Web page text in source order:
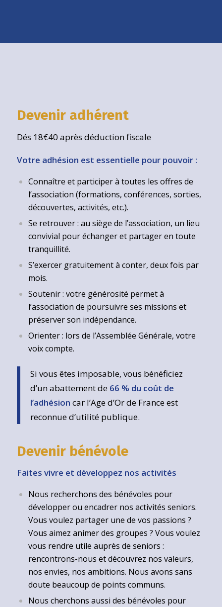
Devenir adhérent
Dés 18€40 après déduction fiscale
Votre adhésion est essentielle pour pouvoir :
Connaître et participer à toutes les offres de
l’association (formations, conférences, sorties,
découvertes, activités, etc.).
Se retrouver : au siège de l’association, un lieu
convivial pour échanger et partager en toute
tranquillité.
S’exercer gratuitement à conter, deux fois par
mois.
Soutenir : votre générosité permet à
l’association de poursuivre ses missions et
préserver son indépendance.
Orienter : lors de l’Assemblée Générale, votre
voix compte.
Si vous êtes imposable, vous bénéficiez
d’un abattement de 66 % du coût de
l’adhésion car l’Age d’Or de France est
reconnue d’utilité publique.
Devenir bénévole
Faites vivre et développez nos activités
Nous recherchons des bénévoles pour
développer ou encadrer nos activités seniors.
Vous voulez partager une de vos passions ?
Vous aimez animer des groupes ? Vous voulez
vous rendre utile auprès de seniors :
rencontrons-nous et découvrez nos valeurs,
nos envies, nos ambitions. Nous avons sans
doute beaucoup de points communs.
Nous cherchons aussi des bénévoles pour